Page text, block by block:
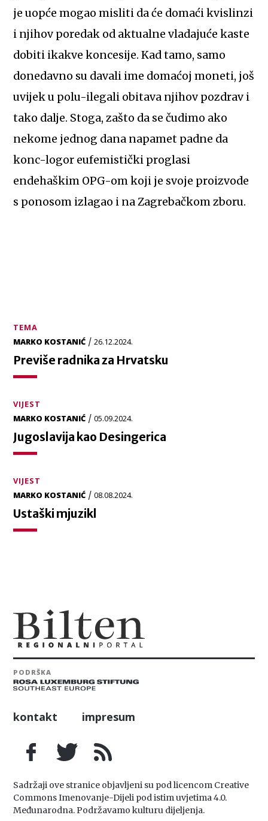
je uopće mogao misliti da će domaći kvislinzi
i njihov poredak od aktualne vladajuće kaste
dobiti ikakve koncesije. Kad tamo, samo
donedavno su davali ime domaćoj moneti, još
uvijek u polu-ilegali obitava njihov pozdrav i
tako dalje. Stoga, zašto da se čudimo ako
nekome jednog dana napamet padne da
konc-logor eufemistički proglasi
endehaškim OPG-om koji je svoje proizvode
s ponosom izlagao i na Zagrebačkom zboru.
TEMA
MARKO KOSTANIĆ /26.12.2024.
Previše radnika za Hrvatsku
VIJEST
MARKO KOSTANIĆ /05.09.2024.
Jugoslavija kao Desingerica
VIJEST
MARKO KOSTANIĆ /08.08.2024.
Ustaški mjuzikl
PODRŠKA
kontakt impresum
Sadržaji ove stranice objavljeni su pod licencom Creative
Commons Imenovanje-Dijeli pod istim uvjetima 4.0.
Međunarodna. Podržavamo kulturu dijeljenja.